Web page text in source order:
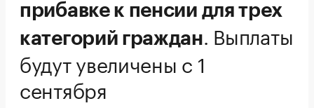
прибавке к пенсии для трех
категорий граждан. Выплаты
будут увеличены с 1
сентября